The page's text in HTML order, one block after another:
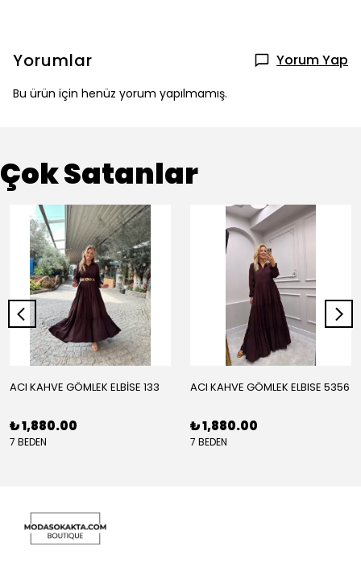
Yorumlar Yorum Yap
Bu ürün için henüz yorum yapılmamış.
Çok Satanlar
ACI KAHVE GÖMLEK ELBİSE 133
₺ 1,880.00
7 BEDEN
ACI KAHVE GÖMLEK ELBISE 5356
₺ 1,880.00
7 BEDEN